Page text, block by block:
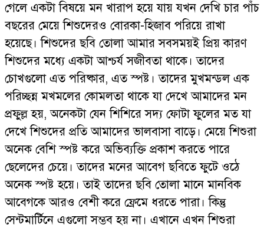
গেলে একটা বিষয়ে মন খারাপ হয়ে যায় যখন দেখি চার পাঁচ
বছরের মেয়ে শিশুদেরও বোরকা-হিজাব পরিয়ে রাখা
হয়েছে। শিশুদের ছবি তোলা আমার সবসময়ই প্রিয় কারণ
শিশুদের মধ্যে একটা আশ্চর্য সজীবতা থাকে। তাদের
চোখগুলো এত পরিষ্কার, এত স্পষ্ট। তাদের মুখমন্ডল এক
পরিচ্ছন্ন মখমলের কোমলতা থাকে যা দেখে আমাদের মন
প্রফুল্ল হয়, অনেকটা যেন শিশিরে সদ্য ফোটা ফুলের মত যা
দেখে শিশুদের প্রতি আমাদের ভালবাসা বাড়ে। মেয়ে শিশুরা
অনেক বেশি স্পষ্ট করে অভিব্যক্তি প্রকাশ করতে পারে
ছেলেদের চেয়ে। তাদের মনের আবেগ ছবিতে ফুটে ওঠে
অনেক স্পষ্ট হয়ে। তাই তাদের ছবি তোলা মানে মানবিক
আবেগকে আরও বেশী করে ফ্রেমে ধরতে পারা। কিন্তু
সেন্টমার্টিনে এগুলো সম্ভব হয় না। এখানে এখন শিশুরা